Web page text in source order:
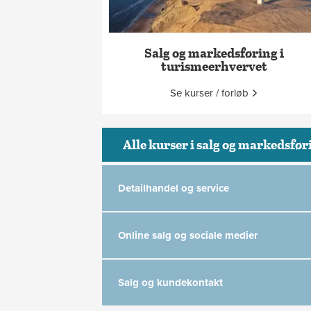
Salg og markedsføring i
turismeerhvervet
Se kurser / forløb
Alle kurser i salg og
Detailhandel og service
Online salg og sociale medier
Salg og kundekontakt